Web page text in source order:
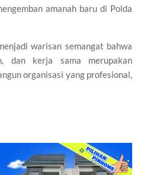
amanah baru di Polda
warisan semangat bahwa
dan kerja sama merupakan
organisasi yang profesional,